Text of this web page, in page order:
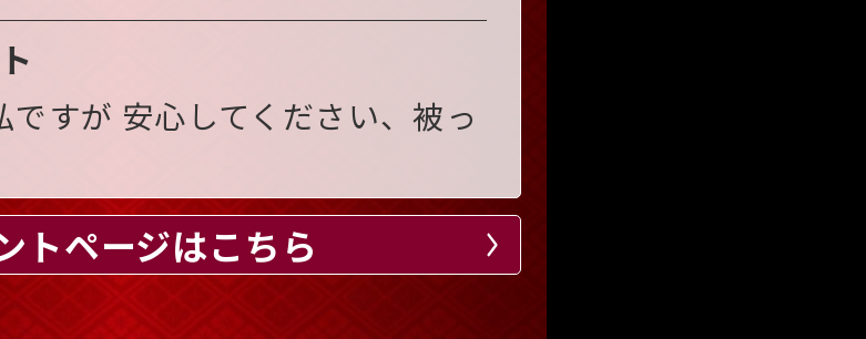
すが 安心してください、被っ
トページはこちら